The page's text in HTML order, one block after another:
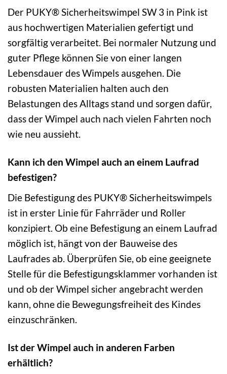
Der PUKY® Sicherheitswimpel SW 3 in Pink ist
aus hochwertigen Materialien gefertigt und
sorgfältig verarbeitet. Bei normaler Nutzung und
guter Pflege können Sie von einer langen
Lebensdauer des Wimpels ausgehen. Die
robusten Materialien halten auch den
Belastungen des Alltags stand und sorgen dafür,
dass der Wimpel auch nach vielen Fahrten noch
wie neu aussieht.
Kann ich den Wimpel auch an einem Laufrad
befestigen?
Die Befestigung des PUKY® Sicherheitswimpels
ist in erster Linie für Fahrräder und Roller
konzipiert. Ob eine Befestigung an einem Laufrad
möglich ist, hängt von der Bauweise des
Laufrades ab. Überprüfen Sie, ob eine geeignete
Stelle für die Befestigungsklammer vorhanden ist
und ob der Wimpel sicher angebracht werden
kann, ohne die Bewegungsfreiheit des Kindes
einzuschränken.
Ist der Wimpel auch in anderen Farben
erhältlich?